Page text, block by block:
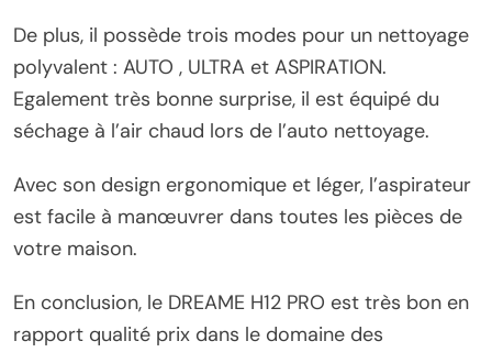
De plus, il possède trois modes pour un nettoyage
polyvalent : AUTO , ULTRA et ASPIRATION.
Egalement très bonne surprise, il est équipé du
séchage à l’air chaud lors de l’auto nettoyage.
Avec son design ergonomique et léger, l’aspirateur
est facile à manœuvrer dans toutes les pièces de
votre maison.
En conclusion, le DREAME H12 PRO est très bon en
rapport qualité prix dans le domaine des